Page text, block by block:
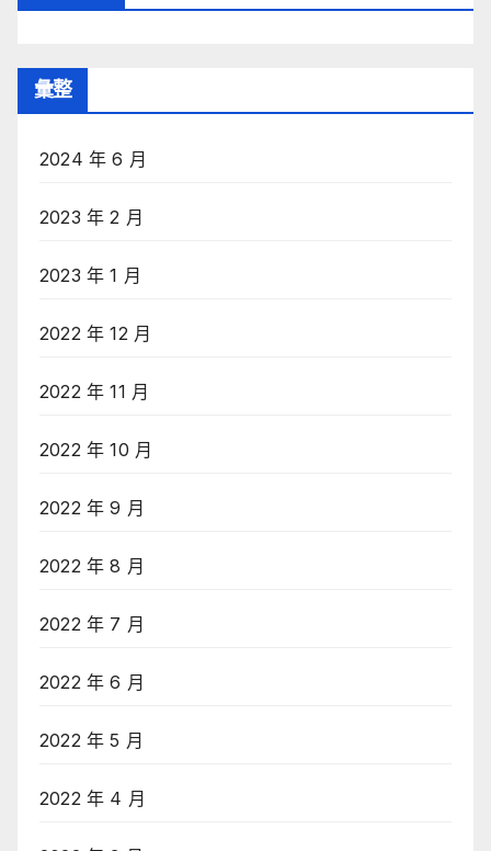
彙整
2024 年 6 月
2023 年 2 月
2023 年 1 月
2022 年 12 月
2022 年 11 月
2022 年 10 月
2022 年 9 月
2022 年 8 月
2022 年 7 月
2022 年 6 月
2022 年 5 月
2022 年 4 月